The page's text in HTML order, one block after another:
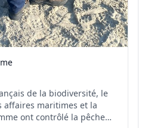
de la biodiversité, le
affaires maritimes et la
ont contrôlé la pêche